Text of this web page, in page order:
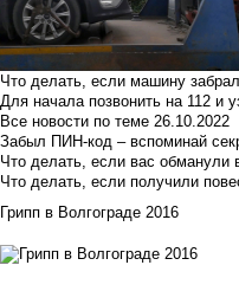
Что делать, если машину
Для начала позвонить на 112 и
Все новости по теме 26.10.2022
Забыл ПИН-код – вспоминай
Что делать, если вас обманули
Что делать, если получили
Грипп в Волгограде 2016